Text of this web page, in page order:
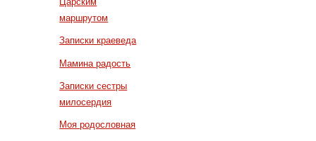
маршрутом
Записки краеведа
Мамина радость
Записки сестры
милосердия
Моя родословная